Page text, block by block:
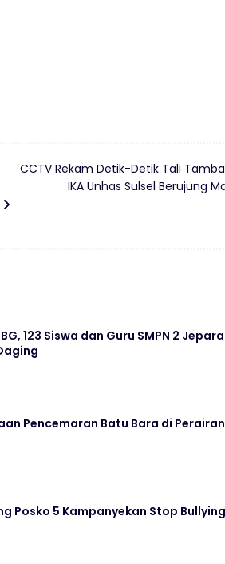
CCTV Rekam Detik-Detik Tali
IKA Unhas Sulsel Berujung
123 Siswa dan Guru SMPN 2 Jepara
Pencemaran Batu Bara di Perairan
Posko 5 Kampanyekan Stop Bullying